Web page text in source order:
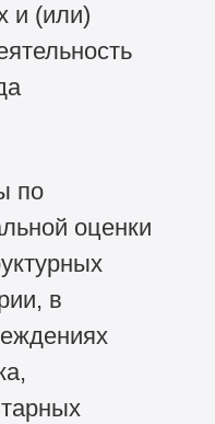
и (или)
по
оценки
в